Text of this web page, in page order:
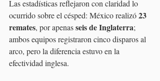
Las estadísticas reflejaron con claridad lo
ocurrido sobre el césped: México realizó 23
remates, por apenas seis de Inglaterra;
ambos equipos registraron cinco disparos al
arco, pero la diferencia estuvo en la
efectividad inglesa.